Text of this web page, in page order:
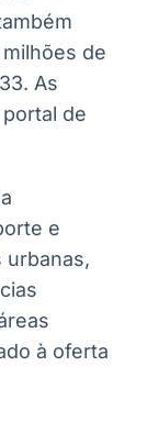
Broadcast
Fundos
A melhor
BroadFast
de
As
de
e
urbanas,
à oferta